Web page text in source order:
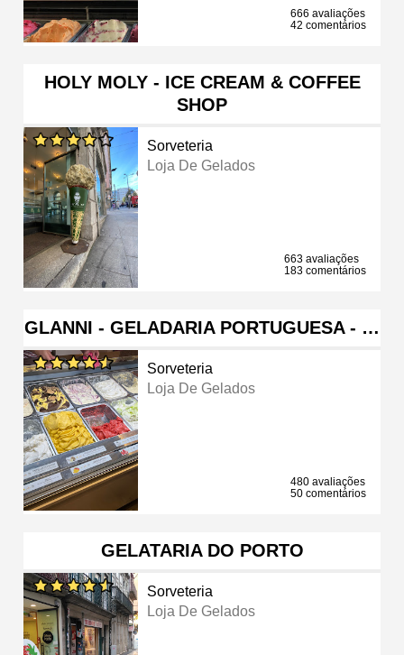
666 avaliações
42 comentários
HOLY MOLY - ICE CREAM & COFFEE
SHOP
Sorveteria
Loja De Gelados
663 avaliações
183 comentários
GLANNI - GELADARIA PORTUGUESA - …
Sorveteria
Loja De Gelados
480 avaliações
50 comentários
GELATARIA DO PORTO
Sorveteria
Loja De Gelados